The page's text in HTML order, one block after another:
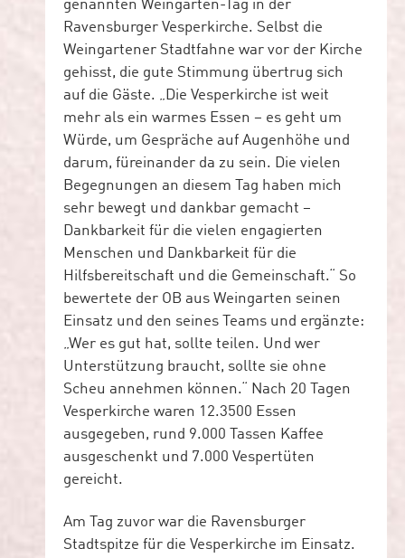
genannten Weingarten-Tag in der
Ravensburger Vesperkirche. Selbst die
Weingartener Stadtfahne war vor der Kirche
gehisst, die gute Stimmung übertrug sich
auf die Gäste. „Die Vesperkirche ist weit
mehr als ein warmes Essen – es geht um
Würde, um Gespräche auf Augenhöhe und
darum, füreinander da zu sein. Die vielen
Begegnungen an diesem Tag haben mich
sehr bewegt und dankbar gemacht –
Dankbarkeit für die vielen engagierten
Menschen und Dankbarkeit für die
Hilfsbereitschaft und die Gemeinschaft.“ So
bewertete der OB aus Weingarten seinen
Einsatz und den seines Teams und ergänzte:
„Wer es gut hat, sollte teilen. Und wer
Unterstützung braucht, sollte sie ohne
Scheu annehmen können.“ Nach 20 Tagen
Vesperkirche waren 12.3500 Essen
ausgegeben, rund 9.000 Tassen Kaffee
ausgeschenkt und 7.000 Vespertüten
gereicht.
Am Tag zuvor war die Ravensburger
Stadtspitze für die Vesperkirche im Einsatz.